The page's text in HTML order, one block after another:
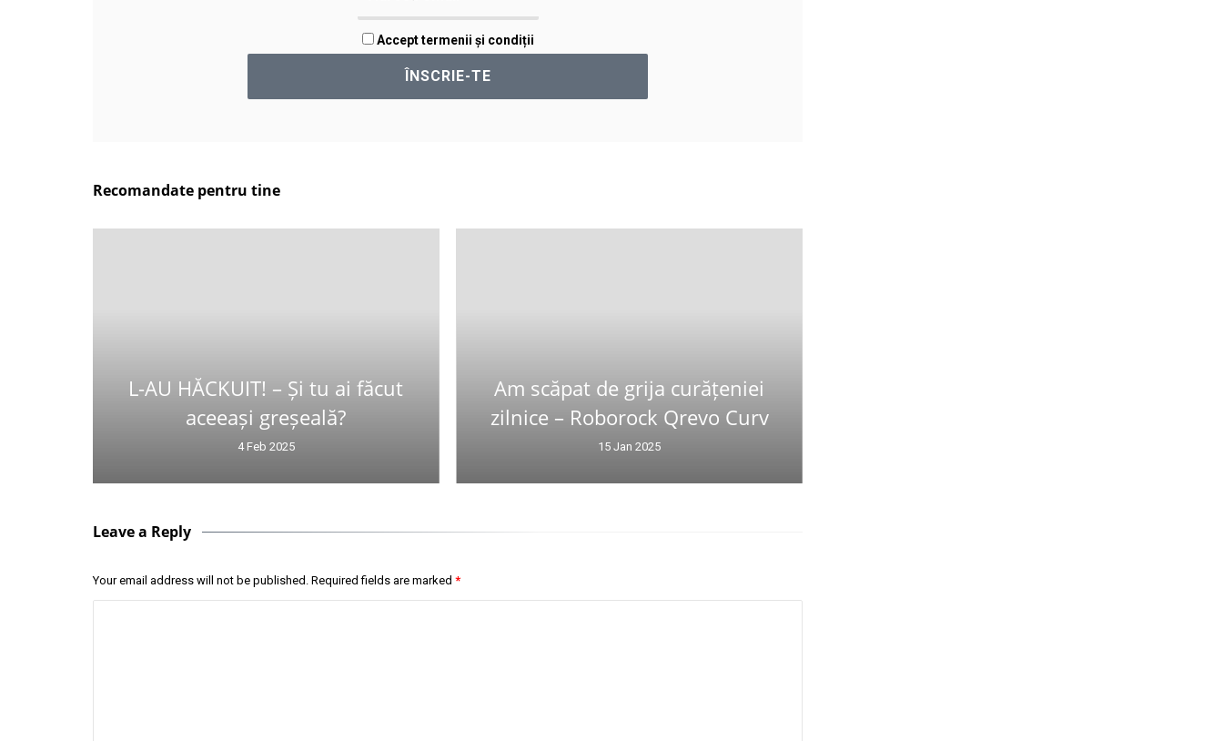
Accept termenii și condiții
Recomandate pentru tine
L-AU HĂCKUIT! – Și tu ai făcut
aceeași greșeală?
4 Feb 2025
Am scăpat de grija curățeniei
zilnice – Roborock Qrevo Curv
15 Jan 2025
Leave a Reply
Your email address will not be published. Required fields are marked *